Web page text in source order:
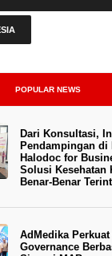
POPULAR NEWS
Dari Konsultasi,
Pendampingan di
Halodoc for
Solusi Kesehatan
Benar-Benar
AdMedika
Governance